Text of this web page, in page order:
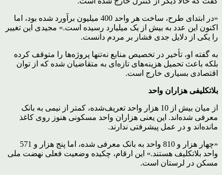
«در ابتدای طرح، ساخت هر واحد 400 میلیون برآورد شده بود، اما
اکنون این عدد به بیش از یک میلیارد رسیده است.» مجیدی این تغییر
را یکی از دلایل جدی فشار بر مردم دانست.
به گفته او، تأخیر در تخصیص منابع نه‌تنها پروژه‌ها را متوقف کرده
بلکه باعث تحمیل هزینه‌های تازه‌ای به متقاضیان شده که از توان
اقتصادی بسیاری خارج است.
بلاتکلیفی هزاران واحد
از میان بیش از 10 هزار واحد تعریف‌شده، کمتر از نیمی به بانک
معرفی شده‌اند. این یعنی هزاران واحد مسکونی هنوز روی کاغذ
مانده‌اند و در عمل پیشرفتی ندارند.
«چهار هزار و 810 واحد به بانک معرفی شده، اما پنج هزار و 571
واحد بلاتکلیف هستند.» این ارقام، چکیده وضعیت فعلی نهضت ملی
مسکن در لرستان است.